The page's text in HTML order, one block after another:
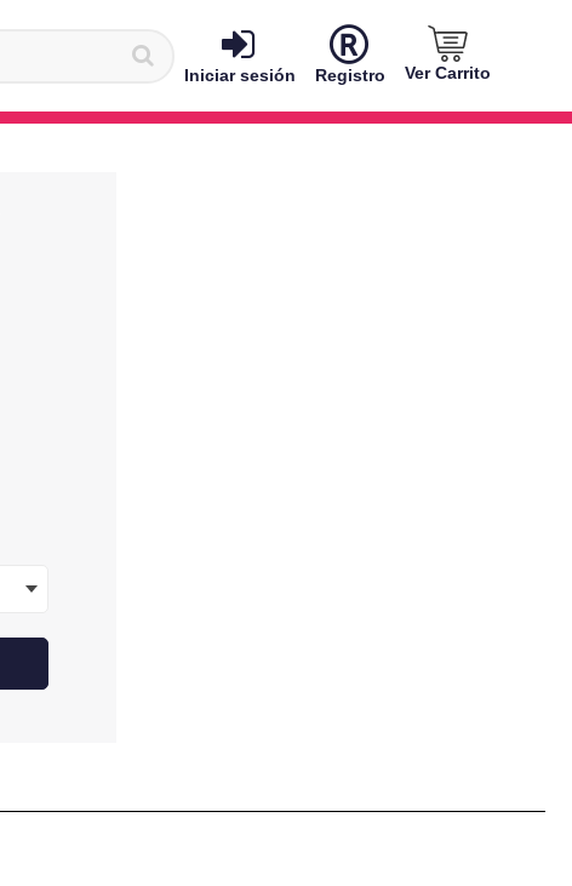
Iniciar sesión Registro Ver Carrito